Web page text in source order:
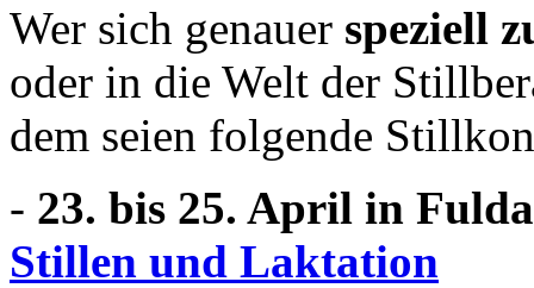
Wer sich genauer speziell
oder in die Welt der
dem seien folgende
- 23. bis 25. April in
Stillen und Laktation